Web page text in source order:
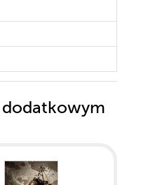
dodatkowym